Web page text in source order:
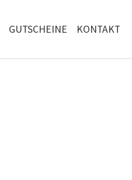
GUTSCHEINE KONTAKT